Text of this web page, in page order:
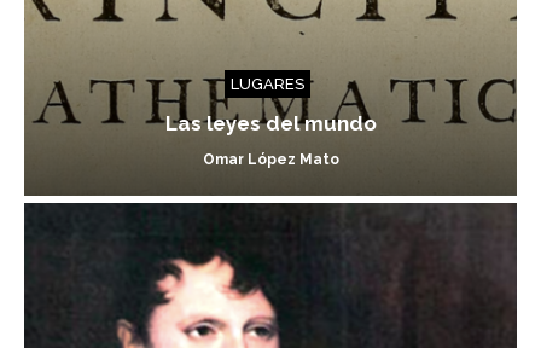
LUGARES
Las leyes del mundo
Omar López Mato